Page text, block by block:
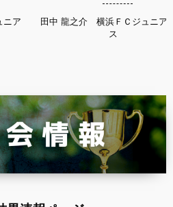
ニア
田中 龍之介 横浜ＦＣジュニア
ス